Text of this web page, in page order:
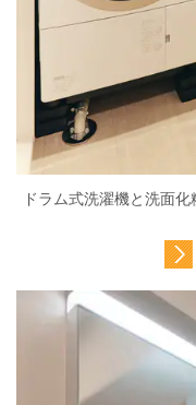
ドラム式洗濯機と洗面